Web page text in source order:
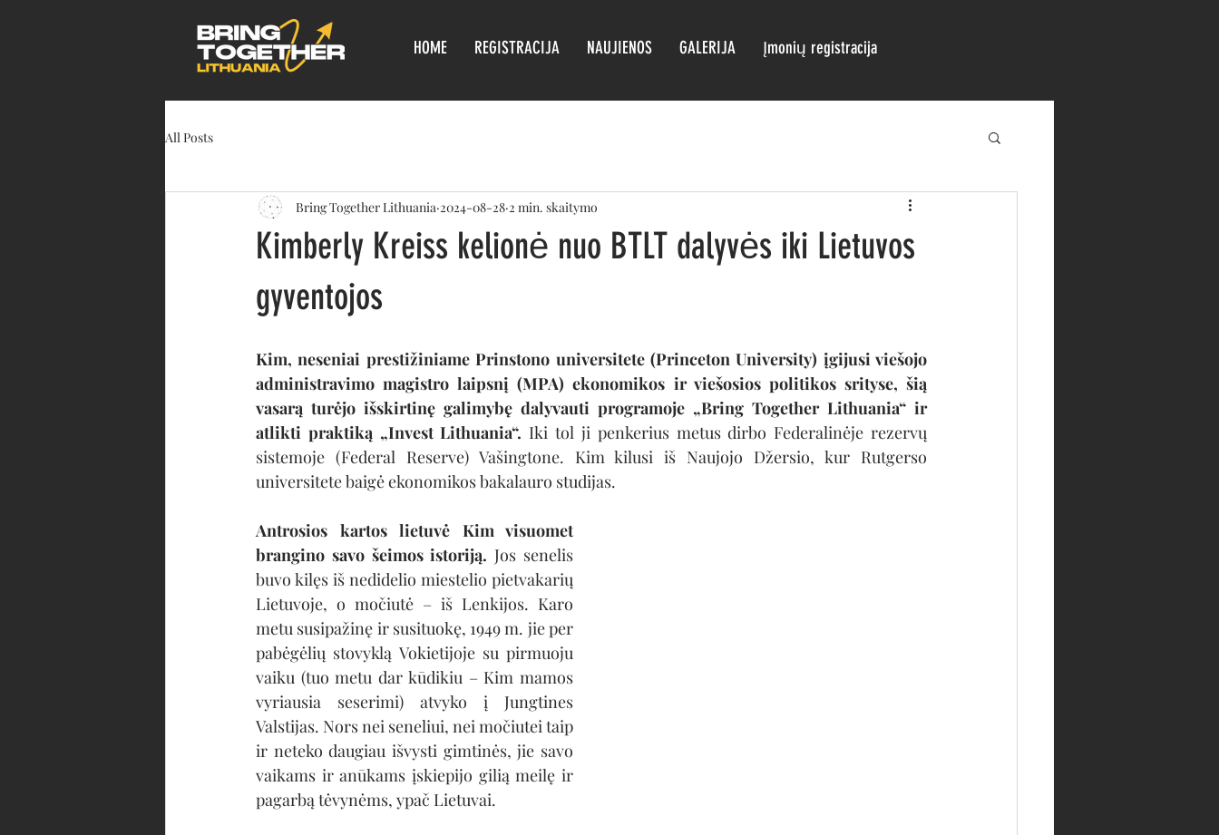
HOME REGISTRACIJA NAUJIENOS GALERIJA Įmonių registracija
All Posts
Kimberly Kreiss kelionė nuo BTLT dalyvės iki Lietuvos
gyventojos
Bring Together Lithuania 2024-08-28 2 min. skaitymo
Kim, neseniai prestižiniame Prinstono universitete (Princeton University) įgijusi viešojo
administravimo magistro laipsnį (MPA) ekonomikos ir viešosios politikos srityse, šią
vasarą turėjo išskirtinę galimybę dalyvauti programoje „Bring Together Lithuania“ ir
atlikti praktiką „Invest Lithuania“. Iki tol ji penkerius metus dirbo Federalinėje rezervų
sistemoje (Federal Reserve) Vašingtone. Kim kilusi iš Naujojo Džersio, kur Rutgerso
universitete baigė ekonomikos bakalauro studijas.
Antrosios kartos lietuvė Kim visuomet
brangino savo šeimos istoriją. Jos senelis
buvo kilęs iš nedidelio miestelio pietvakarių
Lietuvoje, o močiutė – iš Lenkijos. Karo
metu susipažinę ir susituokę, 1949 m. jie per
pabėgėlių stovyklą Vokietijoje su pirmuoju
vaiku (tuo metu dar kūdikiu – Kim mamos
vyriausia seserimi) atvyko į Jungtines
Valstijas. Nors nei seneliui, nei močiutei taip
ir neteko daugiau išvysti gimtinės, jie savo
vaikams ir anūkams įskiepijo gilią meilę ir
pagarbą tėvynėms, ypač Lietuvai.